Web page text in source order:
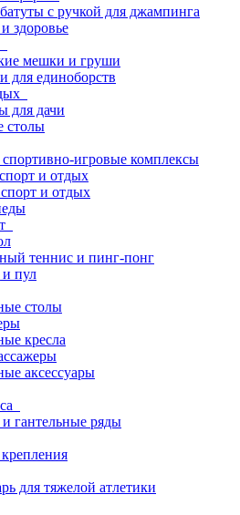
с ручкой для джампинга
здоровье
мешки и груши
для единоборств
для дачи
столы
спортивно-игровые комплексы
и отдых
и отдых
теннис и пинг-понг
и пул
столы
кресла
аксессуары
гантельные ряды
для тяжелой атлетики